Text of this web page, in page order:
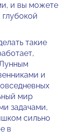
и вы можете
такие
и
мир
задачами,
сильно
в